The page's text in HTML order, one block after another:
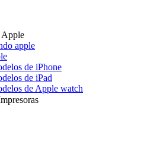
apple
de iPhone
de iPad
de Apple watch